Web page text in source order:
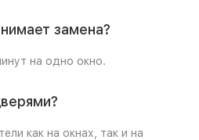
замена?
на одно окно.
как на окнах, так и на